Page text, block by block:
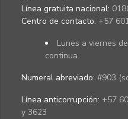
Línea gratuita nacional:
Centro de contacto: +57
Lunes a viernes
continua.
Numeral abreviado: #903
Línea anticorrupción: +57
y 3623